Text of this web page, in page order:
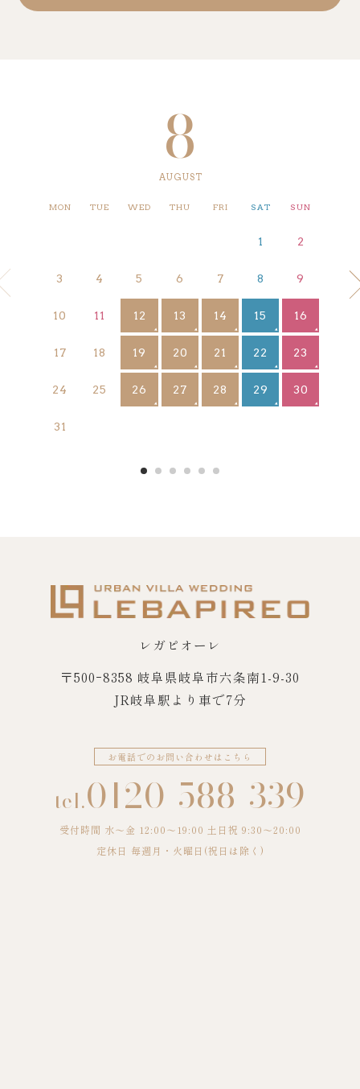
8
AUGUST
MON TUE WED THU FRI SAT SUN
1 2
3 4 5 6 7 8 9
10 11 12 13 14 15 16
17 18 19 20 21 22 23
24 25 26 27 28 29 30
31
レガピオーレ
〒500ｰ8358 岐阜県岐阜市六条南1-9-30
JR岐阜駅より車で7分
お電話でのお問い合わせはこちら
tel.0120-588-339
受付時間 水〜金 12:00～19:00 土日祝 9:30～20:00
定休日 毎週月・火曜日(祝日は除く)